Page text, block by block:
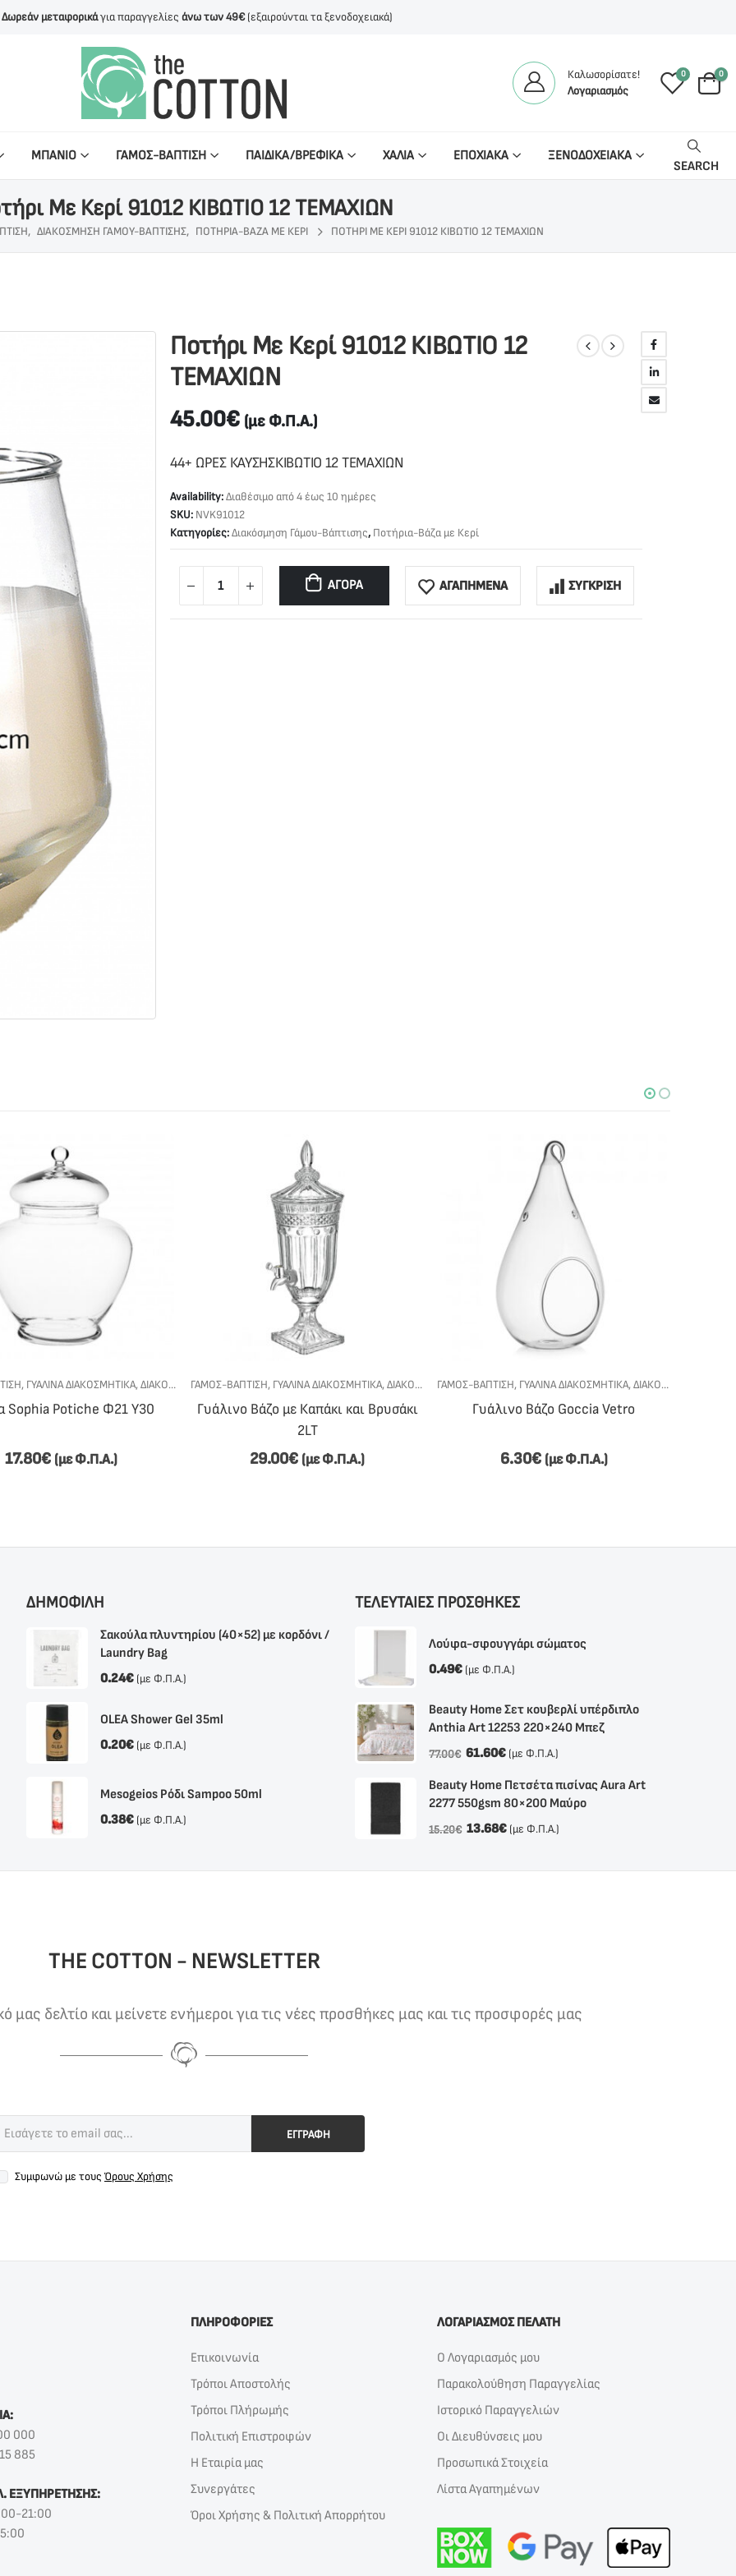
Δωρεάν μεταφορικάγια παραγγελίες άνω των 49€(εξαιρούνται τα ξενοδοχειακά)
Καλωσορίσατε!
Λογαριασμός
0 0
ΜΠΑΝΙΟ ΓΑΜΟΣ-ΒΑΠΤΙΣΗ ΠΑΙΔΙΚΑ/ΒΡΕΦΙΚΑ ΧΑΛΙΑ ΕΠΟΧΙΑΚΑ ΞΕΝΟΔΟΧΕΙΑΚΑ
SEARCH
Με Κερί 91012 ΚΙΒΩΤΙΟ 12 ΤΕΜΑΧΙΩΝ
, ΔΙΑΚΌΣΜΗΣΗ ΓΆΜΟΥ-ΒΆΠΤΙΣΗΣ, ΠΟΤΉΡΙΑ-ΒΆΖΑ ΜΕ ΚΕΡΊ ΠΟΤΉΡΙ ΜΕ ΚΕΡΊ 91012 ΚΙΒΩΤΙΟ 12 ΤΕΜΑΧΙΩΝ
Ποτήρι Με Κερί 91012 ΚΙΒΩΤΙΟ 12
ΤΕΜΑΧΙΩΝ
45.00€ (με Φ.Π.Α.)
44+ ΩΡΕΣ ΚΑΥΣΗΣΚΙΒΩΤΙΟ 12 ΤΕΜΑΧΙΩΝ
Availability:Διαθέσιμο από 4 έως 10 ημέρες
SKU: NVK91012
Κατηγορίες:Διακόσμηση Γάμου-Βάπτισης, Ποτήρια-Βάζα με Κερί
ΑΓΟΡΆ ΑΓΑΠΗΜΕΝΑ ΣΥΓΚΡΙΣΗ
, ΓΥΆΛΙΝΑ ΔΙΑΚΟΣΜΗΤΙΚΆ,ΔΙΑΚΌΣΜΗΣΗ ΓΆΜΟΥ-ΒΆΠΤΙΣΗΣ
Sophia Potiche Φ21 Υ30
17.80€ (με Φ.Π.Α.)
ΓΆΜΟΣ-ΒΆΠΤΙΣΗ, ΓΥΆΛΙΝΑ ΔΙΑΚΟΣΜΗΤΙΚΆ,ΔΙΑΚΌΣΜΗΣΗ ΓΆΜΟΥ-ΒΆΠΤΙΣΗΣ
Γυάλινο Βάζο με Καπάκι και Βρυσάκι
2LT
29.00€ (με Φ.Π.Α.)
ΓΆΜΟΣ-ΒΆΠΤΙΣΗ, ΓΥΆΛΙΝΑ ΔΙΑΚΟΣΜΗΤΙΚΆ,ΔΙΑΚΌΣΜΗΣΗ ΓΆΜΟΥ-ΒΆΠΤΙΣΗΣ
Γυάλινο Βάζο Goccia Vetro
6.30€ (με Φ.Π.Α.)
ΔΗΜΟΦΙΛΗ
Σακούλα πλυντηρίου (40×52) με κορδόνι /
Laundry Bag
0.24€ (με Φ.Π.Α.)
OLEA Shower Gel 35ml
0.20€ (με Φ.Π.Α.)
Mesogeios Ρόδι Sampoo 50ml
0.38€ (με Φ.Π.Α.)
ΤΕΛΕΥΤΑΙΕΣ ΠΡΟΣΘΗΚΕΣ
Λούφα-σφουγγάρι σώματος
0.49€ (με Φ.Π.Α.)
Beauty Home Σετ κουβερλί υπέρδιπλο
Anthia Αrt 12253 220×240 Μπεζ
77.00€ 61.60€ (με Φ.Π.Α.)
Beauty Home Πετσέτα πισίνας Aura Art
2277 550gsm 80×200 Μαύρο
15.20€ 13.68€ (με Φ.Π.Α.)
THE COTTON - NEWSLETTER
δελτίο και μείνετε ενήμεροι για τις νέες προσθήκες μας και τις προσφορές μας
ΕΓΓΡΑΦΗ
Συμφωνώ με τους Όρους Χρήσης
000
885
ΕΞΥΠΗΡΕΤΗΣΗΣ:
21:00
ΠΛΗΡΟΦΟΡΙΕΣ
Επικοινωνία
Τρόποι Αποστολής
Τρόποι Πλήρωμής
Πολιτική Επιστροφών
Η Εταιρία μας
Συνεργάτες
Όροι Χρήσης & Πολιτική Απορρήτου
ΛΟΓΑΡΙΑΣΜΟΣ ΠΕΛΑΤΗ
Ο Λογαριασμός μου
Παρακολούθηση Παραγγελίας
Ιστορικό Παραγγελιών
Οι Διευθύνσεις μου
Προσωπικά Στοιχεία
Λίστα Αγαπημένων